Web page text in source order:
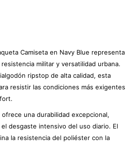
Camiseta en Navy Blue representa
militar y versatilidad urbana.
ripstop de alta calidad, esta
resistir las condiciones más exigentes
una durabilidad excepcional,
desgaste intensivo del uso diario. El
la resistencia del poliéster con la